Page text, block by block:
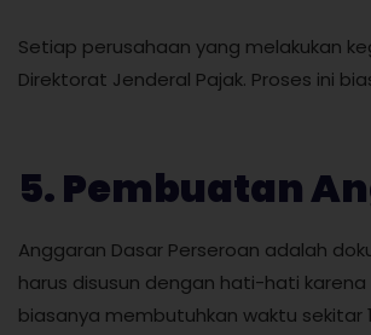
Setiap perusahaan yang melakukan
Direktorat Jenderal Pajak. Proses ini
5. Pembuatan
Anggaran Dasar Perseroan adalah
harus disusun dengan hati-hati
biasanya membutuhkan waktu sekitar